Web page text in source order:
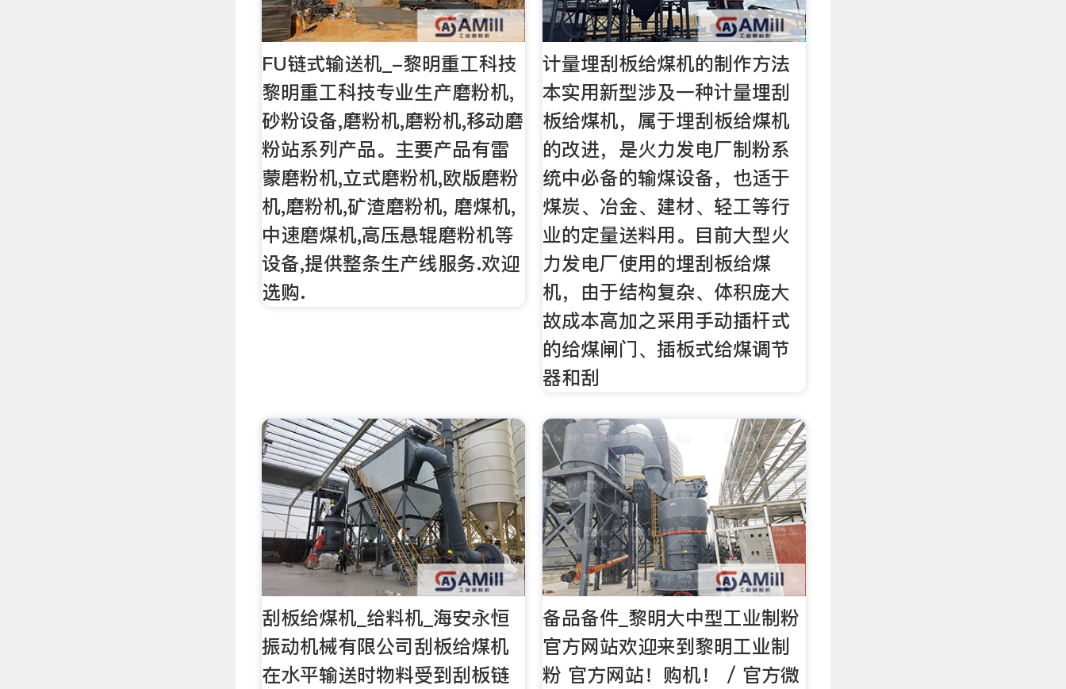
FU链式输送机_-黎明重工科技
黎明重工科技专业生产磨粉机,
砂粉设备,磨粉机,磨粉机,移动磨
粉站系列产品。主要产品有雷
蒙磨粉机,立式磨粉机,欧版磨粉
机,磨粉机,矿渣磨粉机, 磨煤机,
中速磨煤机,高压悬辊磨粉机等
设备,提供整条生产线服务.欢迎
选购.
计量埋刮板给煤机的制作方法
本实用新型涉及一种计量埋刮
板给煤机，属于埋刮板给煤机
的改进，是火力发电厂制粉系
统中必备的输煤设备，也适于
煤炭、冶金、建材、轻工等行
业的定量送料用。目前大型火
力发电厂使用的埋刮板给煤
机，由于结构复杂、体积庞大
故成本高加之采用手动插杆式
的给煤闸门、插板式给煤调节
器和刮
刮板给煤机_给料机_海安永恒
振动机械有限公司刮板给煤机
在水平输送时物料受到刮板链
备品备件_黎明大中型工业制粉
官方网站欢迎来到黎明工业制
粉 官方网站！购机！ / 官方微